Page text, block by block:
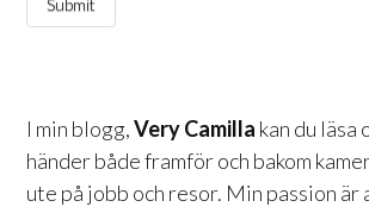
I min blogg,Very Camilla kan du läsa
händer både framför och bakom
ute på jobb och resor. Min passion